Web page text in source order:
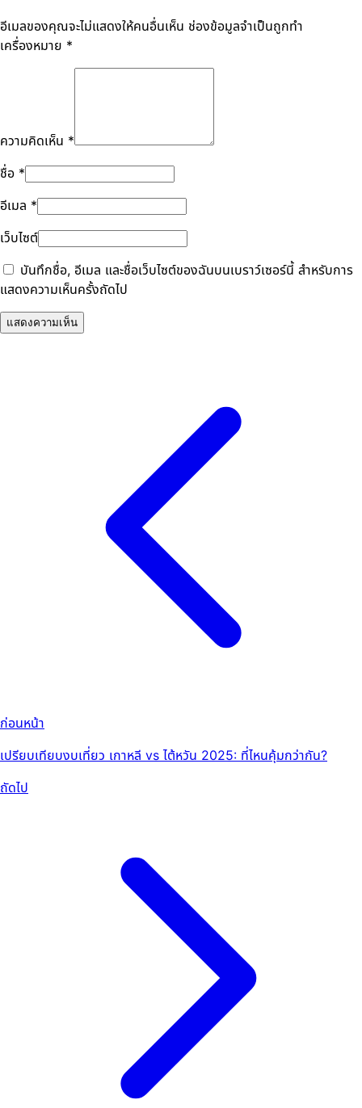
อีเมลของคุณจะไม่แสดงให้คนอื่นเห็น ช่องข้อมูลจำเป็นถูกทำ
เครื่องหมาย *
ความคิดเห็น *
ชื่อ *
อีเมล *
เว็บไซต์
บันทึกชื่อ, อีเมล และชื่อเว็บไซต์ของฉันบนเบราว์เซอร์นี้ สำหรับการ
แสดงความเห็นครั้งถัดไป
ก่อนหน้า
เปรียบเทียบงบเที่ยว เกาหลี vs ไต้หวัน 2025: ที่ไหนคุ้มกว่ากัน?
ถัดไป